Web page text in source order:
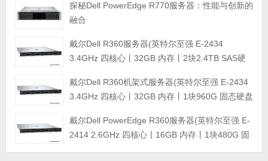
探秘Dell PowerEdge R770服务器：性能与创新的
融合
戴尔Dell R360服务器(英特尔至强 E-2434
3.4GHz 四核心丨32GB 内存丨2块2.4TB SAS硬
戴尔Dell R360机架式服务器(英特尔至强 E-2434
3.4GHz 四核心丨32GB 内存丨1块960G 固态硬盘
修)
戴尔Dell PowerEdge R360服务器(英特尔至强 E-
2414 2.6GHz 四核心丨16GB 内存丨1块480G 固